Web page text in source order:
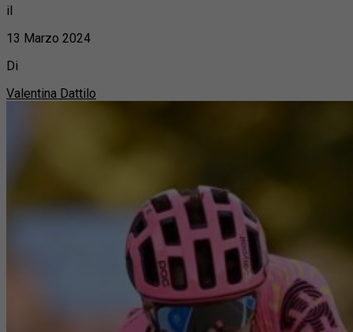
il
13 Marzo 2024
Di
Valentina Dattilo